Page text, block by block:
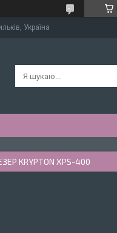
Україна
KRYPTON XPS-400